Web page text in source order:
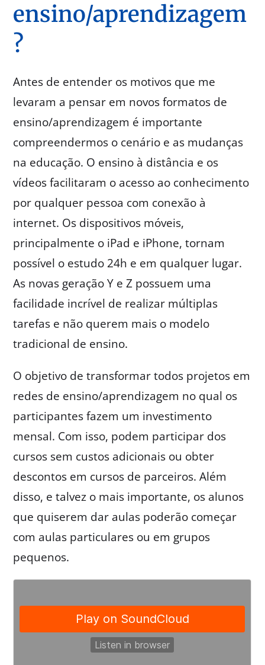
ensino/aprendizagem
?
Antes de entender os motivos que me
levaram a pensar em novos formatos de
ensino/aprendizagem é importante
compreendermos o cenário e as mudanças
na educação. O ensino à distância e os
vídeos facilitaram o acesso ao conhecimento
por qualquer pessoa com conexão à
internet. Os dispositivos móveis,
principalmente o iPad e iPhone, tornam
possível o estudo 24h e em qualquer lugar.
As novas geração Y e Z possuem uma
facilidade incrível de realizar múltiplas
tarefas e não querem mais o modelo
tradicional de ensino.
O objetivo de transformar todos projetos em
redes de ensino/aprendizagem no qual os
participantes fazem um investimento
mensal. Com isso, podem participar dos
cursos sem custos adicionais ou obter
descontos em cursos de parceiros. Além
disso, e talvez o mais importante, os alunos
que quiserem dar aulas poderão começar
com aulas particulares ou em grupos
pequenos.